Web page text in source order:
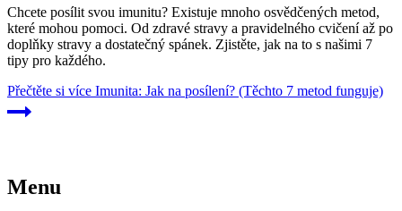
Chcete posílit svou imunitu? Existuje mnoho osvědčených metod,
které mohou pomoci. Od zdravé stravy a pravidelného cvičení až po
doplňky stravy a dostatečný spánek. Zjistěte, jak na to s našimi 7
tipy pro každého.
Přečtěte si více Imunita: Jak na posílení? (Těchto 7 metod funguje)
Menu